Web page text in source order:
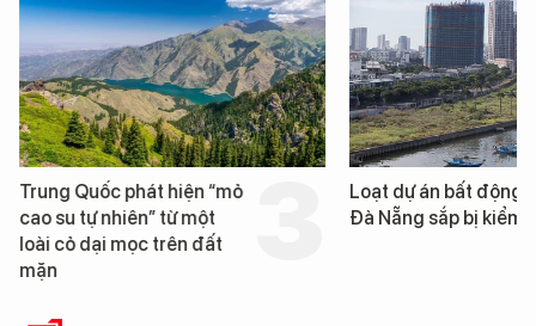
Trung Quốc phát hiện “mỏ
cao su tự nhiên” từ một
loài cỏ dại mọc trên đất
mặn
Loạt dự án bất động
Đà Nẵng sắp bị kiểm